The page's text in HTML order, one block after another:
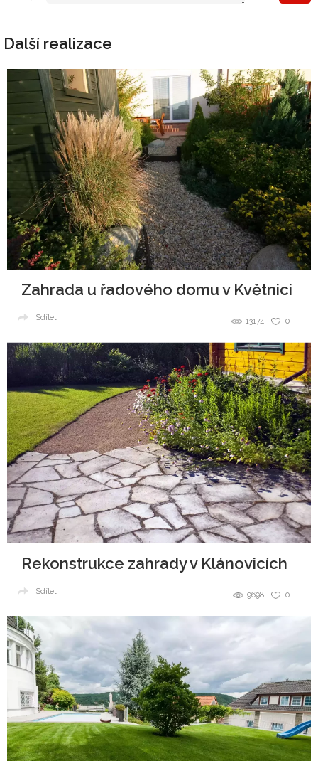
Další realizace
Zahrada u řadového domu v Květnici
0
13174
Sdílet
Rekonstrukce zahrady v Klánovicích
0
9698
Sdílet